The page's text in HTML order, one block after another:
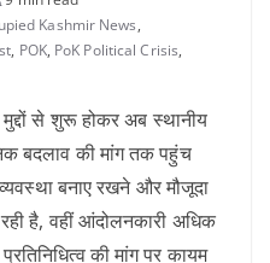
Kashmir News,
, POK, PoK Political Crisis,
से शुरू होकर अब स्थानीय
बदलाव की मांग तक पहुंच
बनाए रखने और मौजूदा
है, वहीं आंदोलनकारी अधिक
की मांग पर कायम